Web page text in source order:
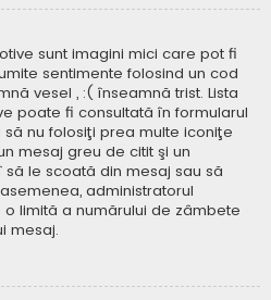
sunt imagini mici care pot fi
sentimente folosind un cod
vesel , :( înseamnă trist. Lista
poate fi consultată în formularul
nu folosiţi prea multe iconiţe
mesaj greu de citit şi un
le scoată din mesaj sau să
administratorul
limită a numărului de zâmbete
mesaj.